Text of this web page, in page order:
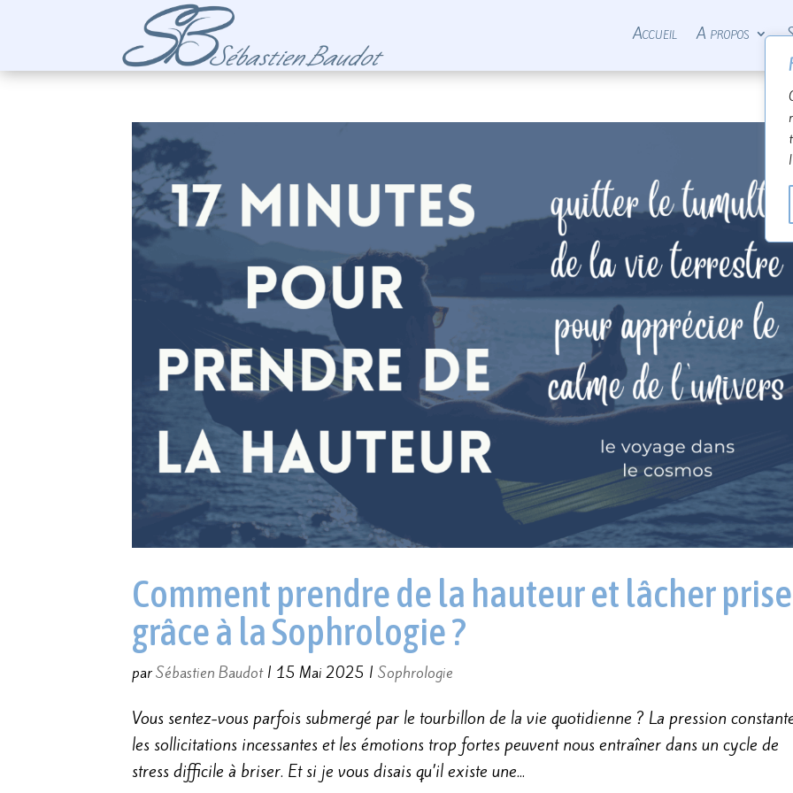
Accueil A propos
Comment prendre de la hauteur et lâcher prise
grâce à la Sophrologie ?
parSébastien Baudot| 15 Mai 2025 |Sophrologie
Vous sentez-vous parfois submergé par le tourbillon de la vie quotidienne ? La pression
les sollicitations incessantes et les émotions trop fortes peuvent nous entraîner dans un cycle de
stress difficile à briser. Et si je vous disais qu’il existe une...